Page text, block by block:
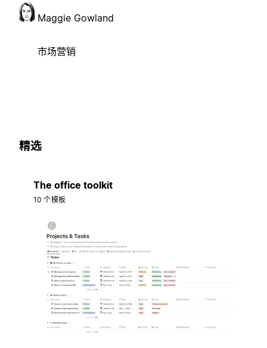
Maggie Gowland
市场营销
精选
The office toolkit
10 个模板